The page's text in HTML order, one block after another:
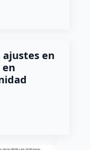
ajustes en